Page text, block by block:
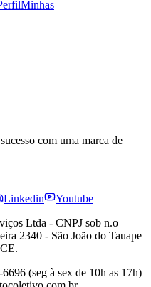
Minhas
com uma marca de
Linkedin
Youtube
Ltda - CNPJ sob n.o
2340 - São João do Tauape
(seg à sex de 10h as 17h)